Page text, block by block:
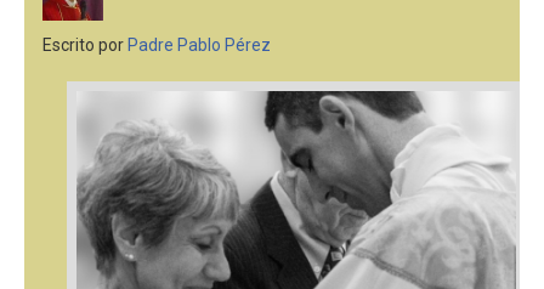
Escrito por Padre Pablo Pérez